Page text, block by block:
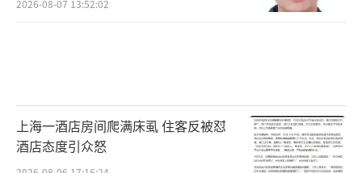
2026-08-07 13:52:02
上海一酒店房间爬满床虱 住客反被怼
酒店态度引众怒